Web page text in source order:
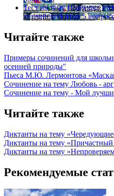
Тест на тему Подборка
английский язык 5
Читайте также
Примеры сочинений для
осенней природы"
Пьеса М.Ю. Лермонтова
Сочинение на тему Любовь -
Сочинение на тему - Мой
Читайте также
Диктанты на тему
Диктанты на тему «Причастный
Диктанты на тему
Рекомендуемые